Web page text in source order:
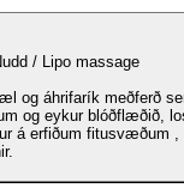
/ Lipo massage
og áhrifarík meðferð
og eykur blóðflæðið,
á erfiðum fitusvæðum ,